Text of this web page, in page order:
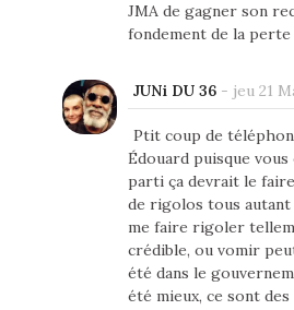
JMA de gagner son
fondement de la perte
JUNi DU 36- jeu 21
Ptit coup de
Édouard puisque vous
parti ça devrait le faire
de rigolos tous autant
me faire rigoler
crédible, ou vomir
été dans le
été mieux, ce sont des